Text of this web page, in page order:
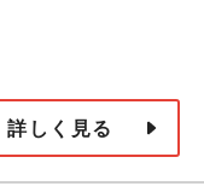
詳しく見る